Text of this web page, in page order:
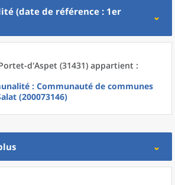
(date de référence : 1er
d'Aspet (31431) appartient :
: Communauté de communes
(200073146)